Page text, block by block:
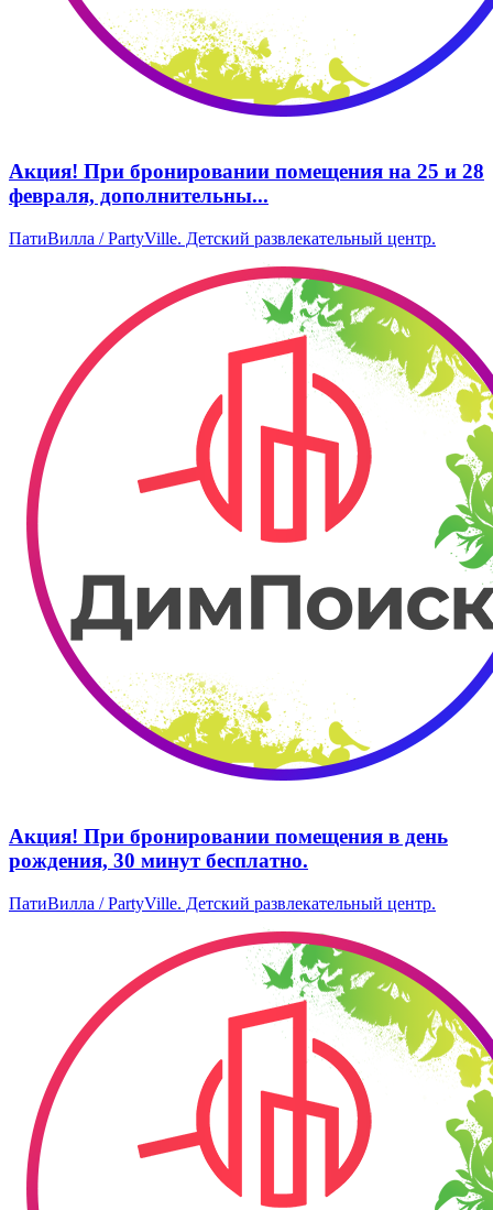
Акция! При бронировании помещения на 25 и 28
февраля, дополнительны...
ПатиВилла / PartyVille. Детский развлекательный центр.
Акция! При бронировании помещения в день
рождения, 30 минут бесплатно.
ПатиВилла / PartyVille. Детский развлекательный центр.